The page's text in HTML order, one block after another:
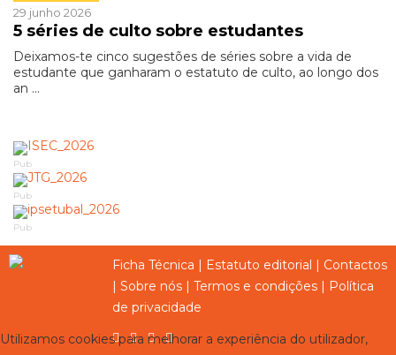
29 junho 2026
5 séries de culto sobre estudantes
Deixamos-te cinco sugestões de séries sobre a vida de
estudante que ganharam o estatuto de culto, ao longo dos
an ...
Pub
Pub
Pub
Ficha Técnica | Estatuto editorial | Contactos
| Sobre nós | Termos e condições | Política
de privacidade
Utilizamos cookies para melhorar a experiência do utilizador,